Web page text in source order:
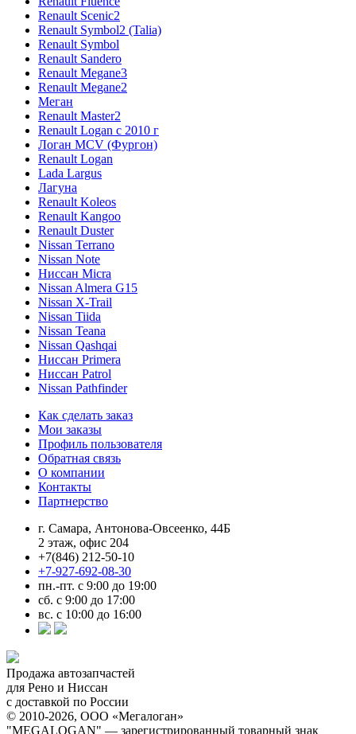
Renault Scenic2
Renault Symbol2 (Talia)
Renault Symbol
Renault Sandero
Renault Megane3
Renault Megane2
Меган
Renault Master2
Renault Logan c 2010 г
Логан МСV (Фургон)
Renault Logan
Lada Largus
Лагуна
Renault Koleos
Renault Kangoo
Renault Duster
Nissan Terrano
Nissan Note
Ниссан Micra
Nissan Almera G15
Nissan X-Trail
Nissan Tiida
Nissan Teana
Nissan Qashqai
Ниссан Primera
Ниссан Patrol
Nissan Pathfinder
Как сделать заказ
Мои заказы
Профиль пользователя
Обратная связь
О компании
Контакты
Партнерство
г. Самара, Антонова-Овсеенко, 44Б
2 этаж, офис 204
+7(846) 212-50-10
+7-927-692-08-30
пн.-пт. с 9:00 до 19:00
сб. с 9:00 до 17:00
вс. с 10:00 до 16:00
Продажа автозапчастей
для Рено и Ниссан
с доставкой по России
© 2010-2026, ООО «Мегалоган»
"MEGALOGAN" — зарегистрированный товарный знак